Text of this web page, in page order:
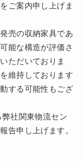
ご案内申し上げま
売の収納家具であ
能な構造が評価さ
ただいておりま
維持しております
する可能性もござ
社関東物流セン
告申し上げます。